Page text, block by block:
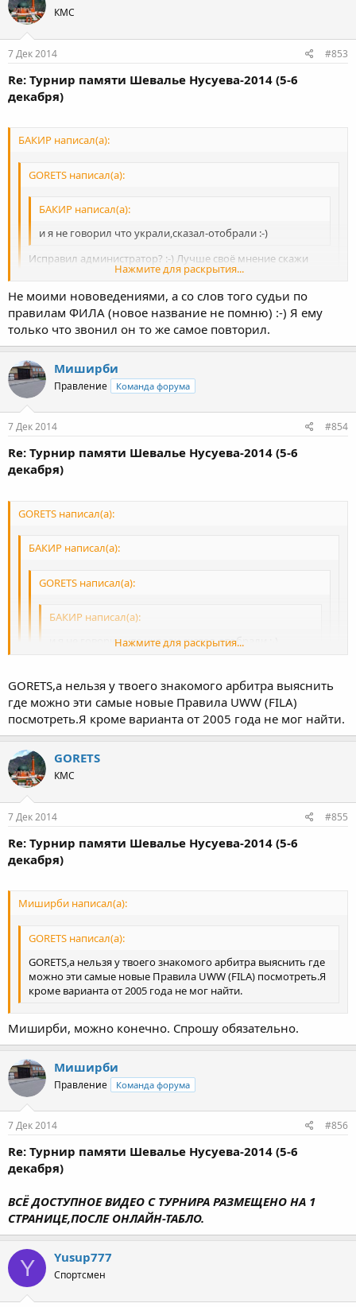
КМС
7 Дек 2014 #853
Re: Турнир памяти Шевалье Нусуева-2014 (5-6
декабря)
БАКИР написал(а):
GORETS написал(а):
БАКИР написал(а):
и я не говорил что украли,сказал-отобрали :-)
Нажмите для раскрытия...
Исправил администратор? :-) Лучше своё мнение скажи
Нажмите для раскрытия...
Я считал что не было,но ты своими новвоведениями меня
смутил,надо снова смотреть :-)
Нажмите для раскрытия...
Не моими нововедениями, а со слов того судьи по
правилам ФИЛА (новое название не помню) :-) Я ему
только что звонил он то же самое повторил.
Миширби
Правление Команда форума
7 Дек 2014 #854
Re: Турнир памяти Шевалье Нусуева-2014 (5-6
декабря)
GORETS написал(а):
БАКИР написал(а):
GORETS написал(а):
БАКИР написал(а):
и я не говорил что украли,сказал-отобрали :-)
было или нет?
Нажмите для раскрытия...
Я считал что не было,но ты своими новвоведениями меня
смутил,надо снова смотреть :-)
Не моими нововедениями, а со слов того судьи по правилам
ФИЛА (новое название не помню) :-) Я ему только что звонил
он то же самое повторил.
Нажмите для раскрытия...
GORETS,а нельзя у твоего знакомого арбитра выяснить
где можно эти самые новые Правила UWW (FILA)
посмотреть.Я кроме варианта от 2005 года не мог найти.
GORETS
КМС
7 Дек 2014 #855
Re: Турнир памяти Шевалье Нусуева-2014 (5-6
декабря)
Миширби написал(а):
GORETS написал(а):
GORETS,а нельзя у твоего знакомого арбитра выяснить где
можно эти самые новые Правила UWW (FILA) посмотреть.Я
кроме варианта от 2005 года не мог найти.
Миширби, можно конечно. Спрошу обязательно.
Миширби
Правление Команда форума
7 Дек 2014 #856
Re: Турнир памяти Шевалье Нусуева-2014 (5-6
декабря)
ВСЁ ДОСТУПНОЕ ВИДЕО С ТУРНИРА РАЗМЕЩЕНО НА 1
СТРАНИЦЕ,ПОСЛЕ ОНЛАЙН-ТАБЛО.
Y Yusup777
Спортсмен